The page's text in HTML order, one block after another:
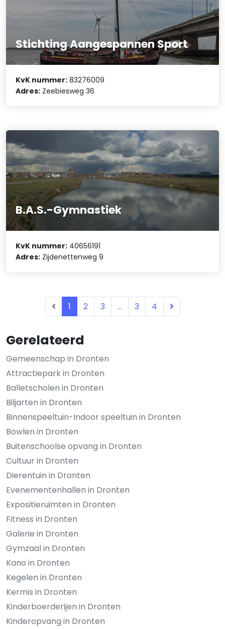
Gerelateerd
Gemeenschap in Dronten
Attractiepark in Dronten
Balletscholen in Dronten
Biljarten in Dronten
Binnenspeeltuin-Indoor speeltuin in Dronten
Bowlen in Dronten
Buitenschoolse opvang in Dronten
Cultuur in Dronten
Dierentuin in Dronten
Evenementenhallen in Dronten
Expositieruimten in Dronten
Fitness in Dronten
Galerie in Dronten
Gymzaal in Dronten
Kano in Dronten
Kegelen in Dronten
Kermis in Dronten
Kinderboerderijen in Dronten
Kinderopvang in Dronten
Stichting Aangespannen Sport
KvK nummer: 83276009
Adres: Zeebiesweg 36
B.A.S.-Gymnastiek
KvK nummer: 40656191
Adres: Zijdenettenweg 9
1 2 3 ... 3 4